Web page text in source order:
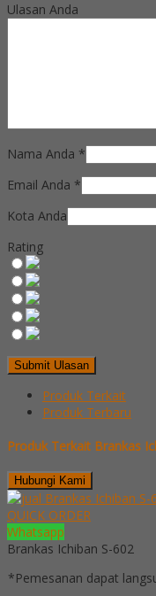
Ulasan Anda
Nama Anda *
Email Anda *
Kota Anda
Rating
Produk Terkait
Produk Terbaru
Produk Terkait Brankas
Hubungi Kami
QUICK ORDER
Whatsapp
Brankas Ichiban S-602
*Pemesanan dapat